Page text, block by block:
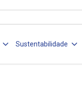
Sustentabilidade